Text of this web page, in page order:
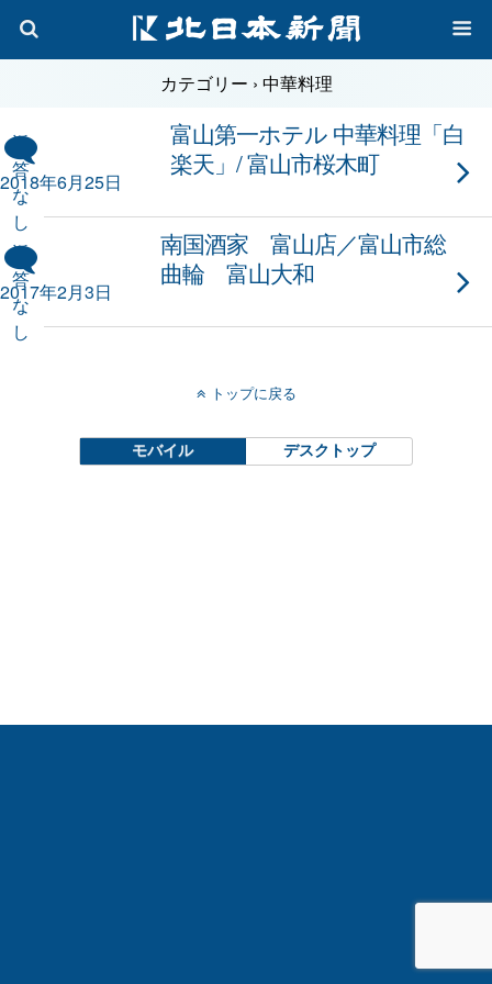
カテゴリー › 中華料理
2018年6月25日
富山第一ホテル 中華料理「白
楽天」/ 富山市桜木町
返
答
な
し
2017年2月3日
南国酒家 富山店／富山市総
曲輪 富山大和
返
答
な
し
トップに戻る
モバイル デスクトップ